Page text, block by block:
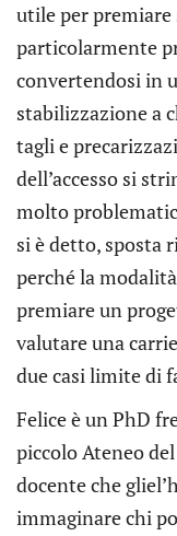
utile per
particolarmente
convertendosi in
stabilizzazione a
tagli e
dell’accesso si
molto
si è detto, sposta
perché la
premiare un
valutare una
due casi limite di
Felice è un PhD
piccolo Ateneo
docente che
immaginare chi